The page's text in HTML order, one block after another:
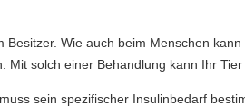
Wie auch beim Menschen
solch einer Behandlung kann Ihr
sein spezifischer Insulinbedarf